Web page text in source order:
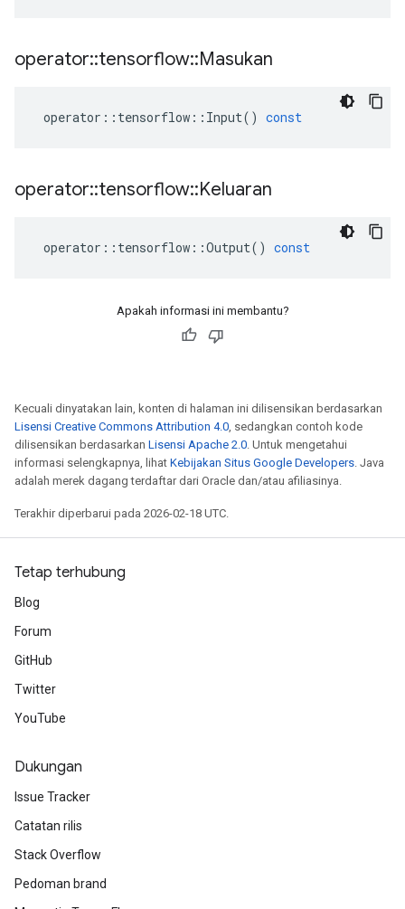
operator::tensorflow::Masukan
operator :: tensorflow :: Input() const
operator::tensorflow::Keluaran
operator :: tensorflow ::Output() const
Apakah informasi ini membantu?
Kecuali dinyatakan lain, konten di halaman ini dilisensikan berdasarkan
Lisensi Creative Commons Attribution 4.0, sedangkan contoh kode
dilisensikan berdasarkan Lisensi Apache 2.0. Untuk mengetahui
informasi selengkapnya, lihat Kebijakan Situs Google Developers. Java
adalah merek dagang terdaftar dari Oracle dan/atau afiliasinya.
Terakhir diperbarui pada 2026-02-18 UTC.
Tetap terhubung
Blog
Forum
GitHub
Twitter
YouTube
Dukungan
Issue Tracker
Catatan rilis
Stack Overflow
Pedoman brand